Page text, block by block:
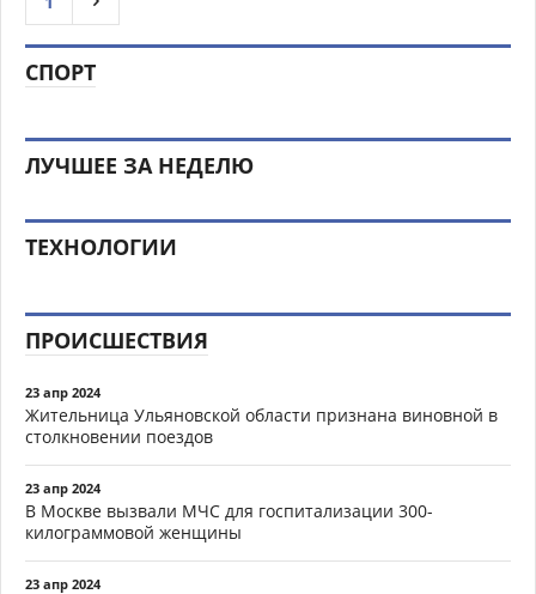
СПОРТ
ЛУЧШЕЕ ЗА НЕДЕЛЮ
ТЕХНОЛОГИИ
ПРОИСШЕСТВИЯ
23 апр 2024
Жительница Ульяновской области признана виновной в
столкновении поездов
23 апр 2024
В Москве вызвали МЧС для госпитализации 300-
килограммовой женщины
23 апр 2024